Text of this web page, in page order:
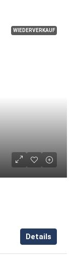
WIEDERVERKAUF
Details